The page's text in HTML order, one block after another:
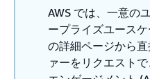
AWS では、一意の
ープライズユース
の詳細ページから
ァーをリクエスト